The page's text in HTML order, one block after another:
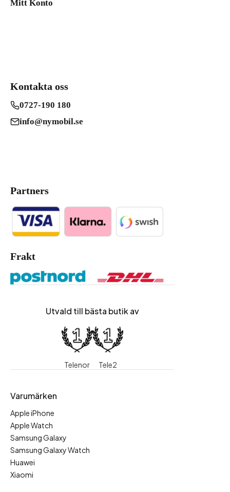
Mitt Konto
Kontakta oss
0727-190 180
info@nymobil.se
Partners
Frakt
Utvald till bästa butik av
Telenor Tele2
Varumärken
Apple iPhone
Apple Watch
Samsung Galaxy
Samsung Galaxy Watch
Huawei
Xiaomi